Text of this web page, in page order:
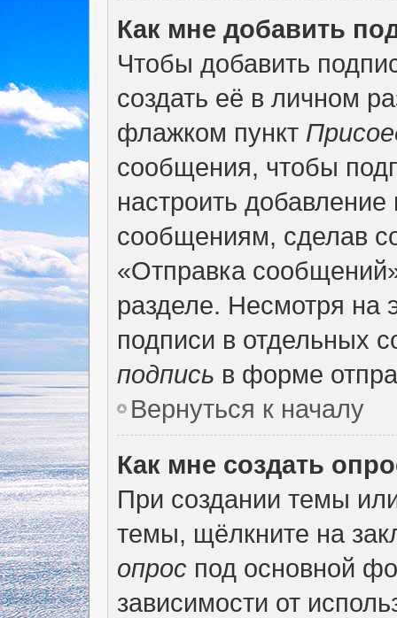
Как мне добавить
Чтобы добавить
создать её в личном
флажком пункт
сообщения, чтобы
настроить
сообщениям, сделав
«Отправка
разделе. Несмотря на
подписи в отдельных
подпись в форме
Вернуться к началу
Как мне создать
При создании темы
темы, щёлкните на
опрос под основной
зависимости от